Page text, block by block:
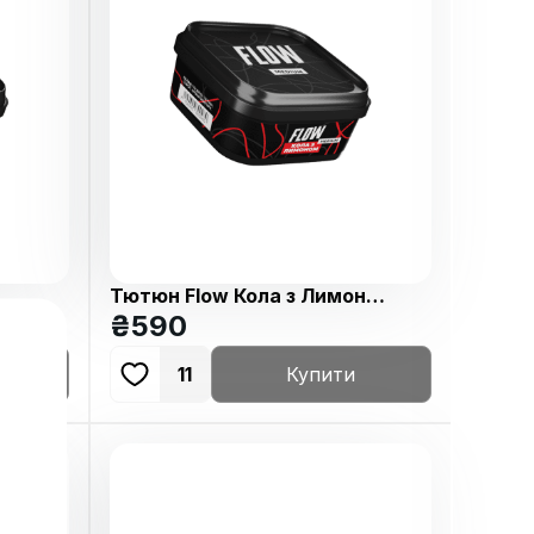
Тютюн Flow Кола з Лимоном
250г
₴590
11 Купити